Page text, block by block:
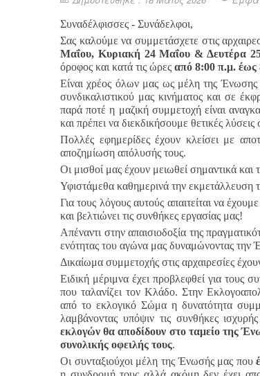
Συναδέλφισσες - Συνάδελφοι,
Σας καλούμε να συμμετάσχετε στις
Μαΐου, Κυριακή 24 Μαΐου & Δευτέρα
όροφος και κατά τις ώρες από 8:00 π.μ. έως
Είναι χρέος όλων μας ως μέλη της
συνδικαλιστικού μας κινήματος και σε
παρά ποτέ η μαζική συμμετοχή είναι
και πρέπει να διεκδικήσουμε θετικές
Πολλές εφημερίδες έχουν κλείσει με
αποζημίωση απόλυσής τους.
Οι μισθοί μας έχουν μειωθεί σημαντικά και
Υφιστάμεθα καθημερινά την εκμετάλλευση
Για τους λόγους αυτούς απαιτείται να
και βελτιώνει τις συνθήκες εργασίας μας!
Απέναντι στην απαισιοδοξία της
ενότητας του αγώνα μας δυναμώνοντας την
Δικαίωμα συμμετοχής στις αρχαιρεσίες
Ειδική μέριμνα έχει προβλεφθεί για τους
που ταλανίζει τον Kλάδο. Στην
από το εκλογικό Σώμα η δυνατότητα
λαμβάνοντας υπόψιν τις συνθήκες
εκλογών θα αποδίδουν στο ταμείο της
συνολικής οφειλής τους.
Οι συνταξιούχοι μέλη της Ένωσής μας που